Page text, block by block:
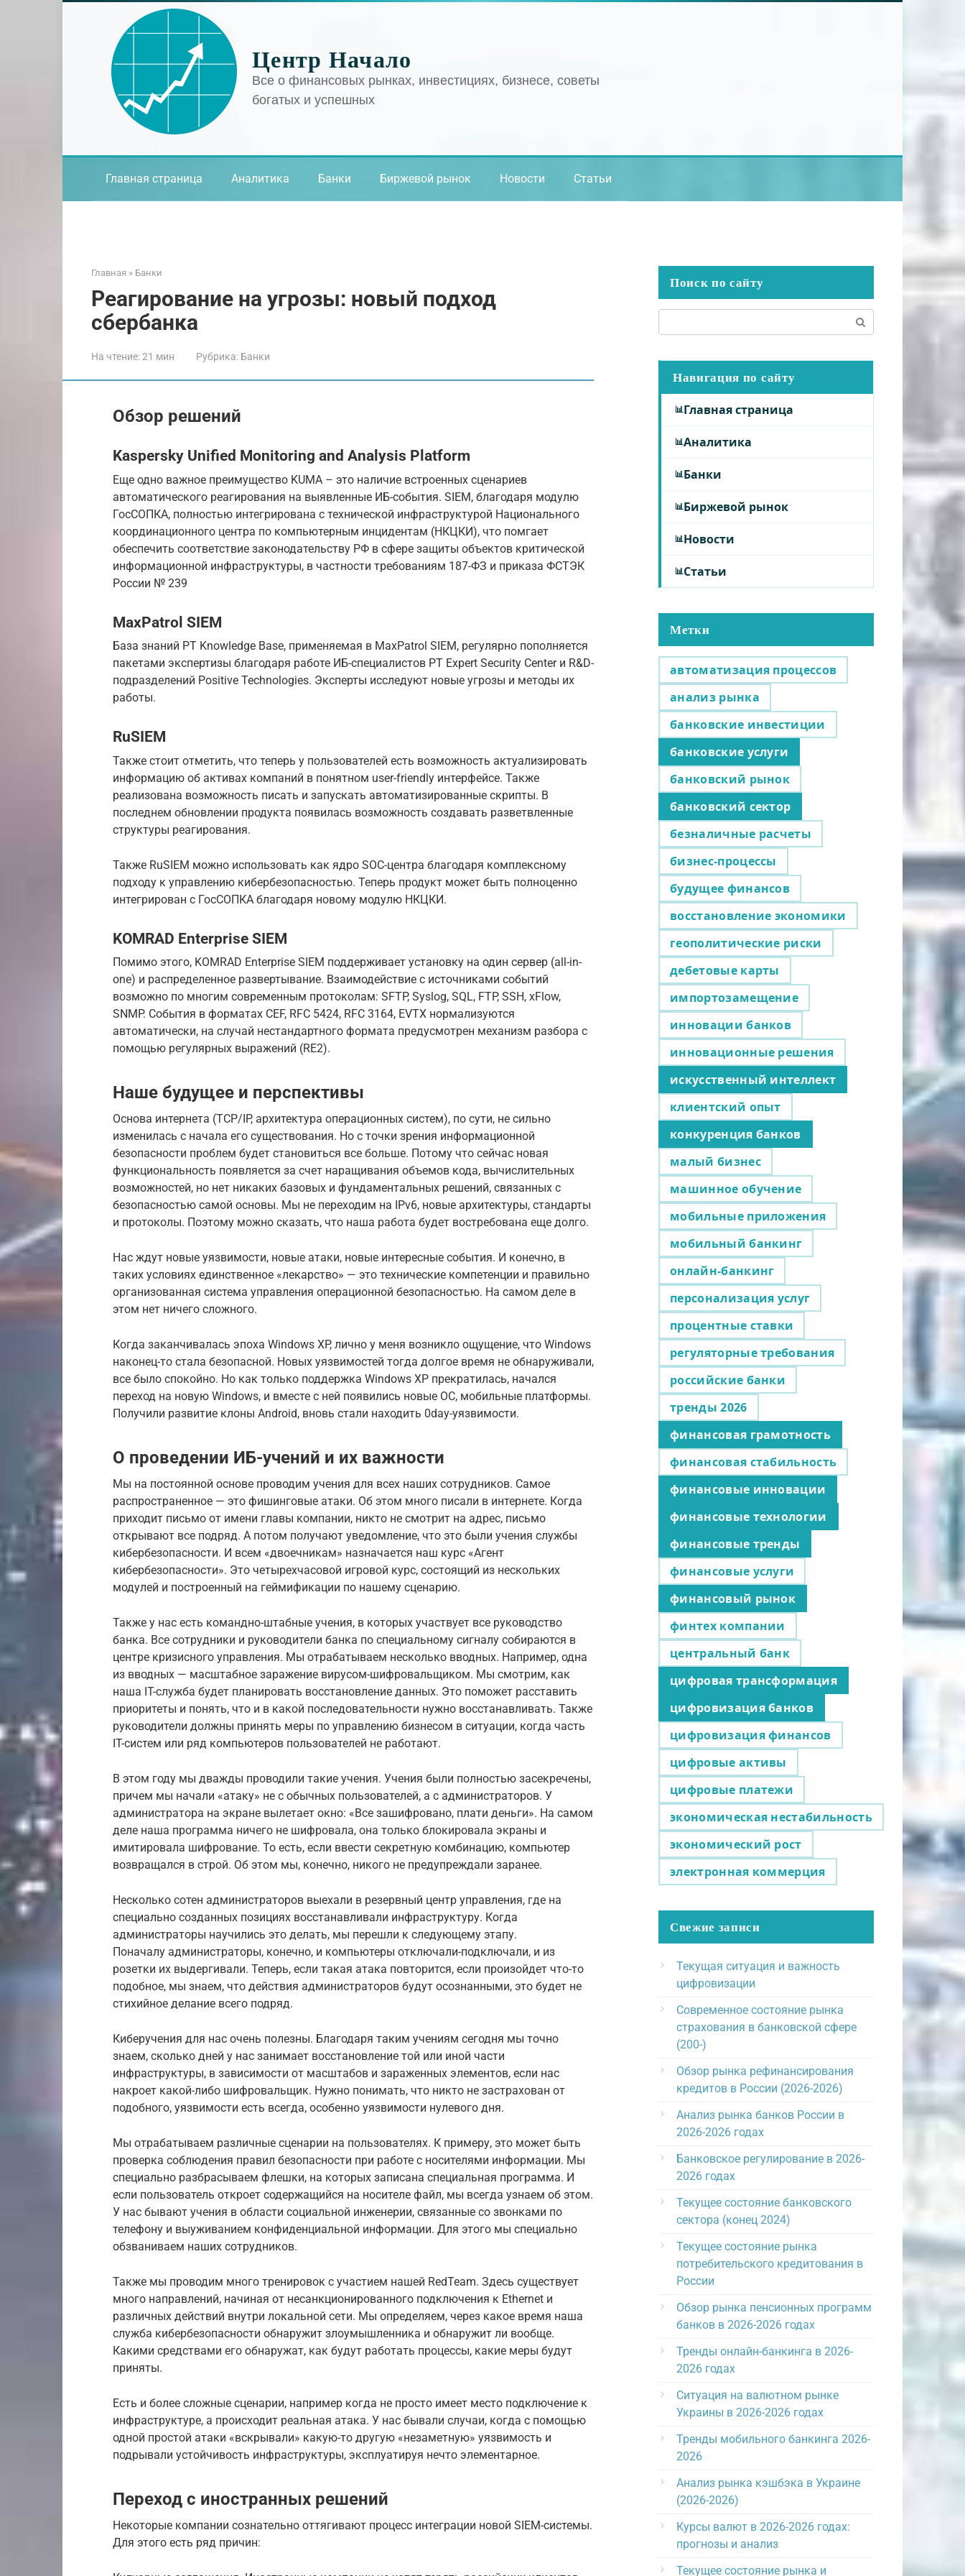
Центр Начало
Все о финансовых рынках, инвестициях, бизнесе, советы
богатых и успешных
Главная страница Аналитика Банки Биржевой рынок Новости Статьи
Главная » Банки
Реагирование на угрозы: новый подход
сбербанка
На чтение:21 мин Рубрика: Банки
Обзор решений
Kaspersky Unified Monitoring and Analysis Platform
Еще одно важное преимущество KUMA – это наличие встроенных сценариев
автоматического реагирования на выявленные ИБ-события. SIEM, благодаря модулю
ГосСОПКА, полностью интегрирована с технической инфраструктурой Национального
координационного центра по компьютерным инцидентам (НКЦКИ), что помгает
обеспечить соответствие законодательству РФ в сфере защиты объектов критической
информационной инфраструктуры, в частности требованиям 187-ФЗ и приказа ФСТЭК
России № 239
MaxPatrol SIEM
База знаний PT Knowledge Base, применяемая в MaxPatrol SIEM, регулярно пополняется
пакетами экспертизы благодаря работе ИБ-специалистов PT Expert Security Center и R&D-
подразделений Positive Technologies. Эксперты исследуют новые угрозы и методы их
работы.
RuSIEM
Также стоит отметить, что теперь у пользователей есть возможность актуализировать
информацию об активах компаний в понятном user-friendly интерфейсе. Также
реализована возможность писать и запускать автоматизированные скрипты. В
последнем обновлении продукта появилась возможность создавать разветвленные
структуры реагирования.
Также RuSIEM можно использовать как ядро SOC-центра благодаря комплексному
подходу к управлению кибербезопасностью. Теперь продукт может быть полноценно
интегрирован с ГосСОПКА благодаря новому модулю НКЦКИ.
KOMRAD Enterprise SIEM
Помимо этого, KOMRAD Enterprise SIEM поддерживает установку на один сервер (all-in-
one) и распределенное развертывание. Взаимодействие с источниками событий
возможно по многим современным протоколам: SFTP, Syslog, SQL, FTP, SSH, xFlow,
SNMP. События в форматах CEF, RFC 5424, RFC 3164, EVTX нормализуются
автоматически, на случай нестандартного формата предусмотрен механизм разбора с
помощью регулярных выражений (RE2).
Наше будущее и перспективы
Основа интернета (TCP/IP, архитектура операционных систем), по сути, не сильно
изменилась с начала его существования. Но с точки зрения информационной
безопасности проблем будет становиться все больше. Потому что сейчас новая
функциональность появляется за счет наращивания объемов кода, вычислительных
возможностей, но нет никаких базовых и фундаментальных решений, связанных с
безопасностью самой основы. Мы не переходим на IPv6, новые архитектуры, стандарты
и протоколы. Поэтому можно сказать, что наша работа будет востребована еще долго.
Нас ждут новые уязвимости, новые атаки, новые интересные события. И конечно, в
таких условиях единственное «лекарство» — это технические компетенции и правильно
организованная система управления операционной безопасностью. На самом деле в
этом нет ничего сложного.
Когда заканчивалась эпоха Windows XP, лично у меня возникло ощущение, что Windows
наконец-то стала безопасной. Новых уязвимостей тогда долгое время не обнаруживали,
все было спокойно. Но как только поддержка Windows XP прекратилась, начался
переход на новую Windows, и вместе с ней появились новые ОС, мобильные платформы.
Получили развитие клоны Android, вновь стали находить 0day-уязвимости.
О проведении ИБ-учений и их важности
Мы на постоянной основе проводим учения для всех наших сотрудников. Самое
распространенное — это фишинговые атаки. Об этом много писали в интернете. Когда
приходит письмо от имени главы компании, никто не смотрит на адрес, письмо
открывают все подряд. А потом получают уведомление, что это были учения службы
кибербезопасности. И всем «двоечникам» назначается наш курс «Агент
кибербезопасности». Это четырехчасовой игровой курс, состоящий из нескольких
модулей и построенный на геймификации по нашему сценарию.
Также у нас есть командно-штабные учения, в которых участвует все руководство
банка. Все сотрудники и руководители банка по специальному сигналу собираются в
центре кризисного управления. Мы отрабатываем несколько вводных. Например, одна
из вводных — масштабное заражение вирусом-шифровальщиком. Мы смотрим, как
наша IT-служба будет планировать восстановление данных. Это поможет расставить
приоритеты и понять, что и в какой последовательности нужно восстанавливать. Также
руководители должны принять меры по управлению бизнесом в ситуации, когда часть
IT-систем или ряд компьютеров пользователей не работают.
В этом году мы дважды проводили такие учения. Учения были полностью засекречены,
причем мы начали «атаку» не с обычных пользователей, а с администраторов. У
администратора на экране вылетает окно: «Все зашифровано, плати деньги». На самом
деле наша программа ничего не шифровала, она только блокировала экраны и
имитировала шифрование. То есть, если ввести секретную комбинацию, компьютер
возвращался в строй. Об этом мы, конечно, никого не предупреждали заранее.
Несколько сотен администраторов выехали в резервный центр управления, где на
специально созданных позициях восстанавливали инфраструктуру. Когда
администраторы научились это делать, мы перешли к следующему этапу.
Поначалу администраторы, конечно, и компьютеры отключали-подключали, и из
розетки их выдергивали. Теперь, если такая атака повторится, если произойдет что-то
подобное, мы знаем, что действия администраторов будут осознанными, это будет не
стихийное делание всего подряд.
Киберучения для нас очень полезны. Благодаря таким учениям сегодня мы точно
знаем, сколько дней у нас занимает восстановление той или иной части
инфраструктуры, в зависимости от масштабов и зараженных элементов, если нас
накроет какой-либо шифровальщик. Нужно понимать, что никто не застрахован от
подобного, уязвимости есть всегда, особенно уязвимости нулевого дня.
Мы отрабатываем различные сценарии на пользователях. К примеру, это может быть
проверка соблюдения правил безопасности при работе с носителями информации. Мы
специально разбрасываем флешки, на которых записана специальная программа. И
если пользователь откроет содержащийся на носителе файл, мы всегда узнаем об этом.
У нас бывают учения в области социальной инженерии, связанные со звонками по
телефону и выуживанием конфиденциальной информации. Для этого мы специально
обзваниваем наших сотрудников.
Также мы проводим много тренировок с участием нашей RedTeam. Здесь существует
много направлений, начиная от несанкционированного подключения к Ethernet и
различных действий внутри локальной сети. Мы определяем, через какое время наша
служба кибербезопасности обнаружит злоумышленника и обнаружит ли вообще.
Какими средствами его обнаружат, как будут работать процессы, какие меры будут
приняты.
Есть и более сложные сценарии, например когда не просто имеет место подключение к
инфраструктуре, а происходит реальная атака. У нас бывали случаи, когда с помощью
одной простой атаки «вскрывали» какую-то другую «незаметную» уязвимость и
подрывали устойчивость инфраструктуры, эксплуатируя нечто элементарное.
Переход с иностранных решений
Некоторые компании сознательно оттягивают процесс интеграции новой SIEM-системы.
Для этого есть ряд причин:
Поиск по сайту
Навигация по сайту
Главная страница
Аналитика
Банки
Биржевой рынок
Новости
Статьи
Метки
автоматизация процессов
анализ рынка
банковские инвестиции
банковские услуги
банковский рынок
банковский сектор
безналичные расчеты
бизнес-процессы
будущее финансов
восстановление экономики
геополитические риски
дебетовые карты
импортозамещение
инновации банков
инновационные решения
искусственный интеллект
клиентский опыт
конкуренция банков
малый бизнес
машинное обучение
мобильные приложения
мобильный банкинг
онлайн-банкинг
персонализация услуг
процентные ставки
регуляторные требования
российские банки
тренды 2026
финансовая грамотность
финансовая стабильность
финансовые инновации
финансовые технологии
финансовые тренды
финансовые услуги
финансовый рынок
финтех компании
центральный банк
цифровая трансформация
цифровизация банков
цифровизация финансов
цифровые активы
цифровые платежи
экономическая нестабильность
экономический рост
электронная коммерция
Свежие записи
Текущая ситуация и важность
цифровизации
Современное состояние рынка
страхования в банковской сфере
(200-)
Обзор рынка рефинансирования
кредитов в России (2026-2026)
Анализ рынка банков России в
2026-2026 годах
Банковское регулирование в 2026-
2026 годах
Текущее состояние банковского
сектора (конец 2024)
Текущее состояние рынка
потребительского кредитования в
России
Обзор рынка пенсионных программ
банков в 2026-2026 годах
Тренды онлайн-банкинга в 2026-
2026 годах
Ситуация на валютном рынке
Украины в 2026-2026 годах
Тренды мобильного банкинга 2026-
2026
Анализ рынка кэшбэка в Украине
(2026-2026)
Курсы валют в 2026-2026 годах:
прогнозы и анализ
Текущее состояние рынка и